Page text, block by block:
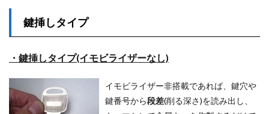
鍵挿しタイプ
・鍵挿しタイプ(イモビライザーなし)
イモビライザー非搭載であれば、鍵穴や
鍵番号から段差(削る深さ)を読み出し、